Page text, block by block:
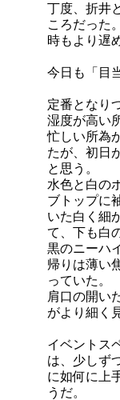
丁度、折井
ころだった
時もより遅
今日も「目
定番となり
湿度が高い
忙しい所為
たが、初日
と思う。
水色と白の
ブトップに
いた白く細
て、下も白
黒のニーハ
帰りは薄い
っていた。
肩口の開い
がより細く
イベントス
は、少しず
に如何に上
うだ。